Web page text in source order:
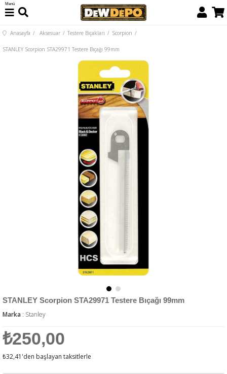
Menü
Anasayfa Aksesuar Testere Bıçakları Scorpion
STANLEY Scorpion STA29971 Testere Bıçağı 99mm
STANLEY Scorpion STA29971 Testere Bıçağı 99mm
Marka : Stanley
₺250,00
₺32,41 'den başlayan taksitlerle